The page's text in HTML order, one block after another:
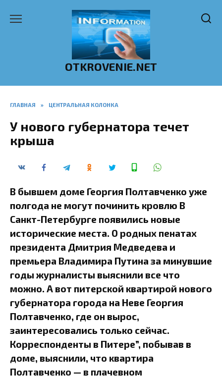
OTKROVENIE.NET
ГЛАВНАЯ » ЦЕНТРАЛЬНАЯ КОЛОНКА
У нового губернатора течет
крыша
В бывшем доме Георгия Полтавченко уже
полгода не могут починить кровлю В
Санкт-Петербурге появились новые
исторические места. О родных пенатах
президента Дмитрия Медведева и
премьера Владимира Путина за минувшие
годы журналисты выяснили все что
можно. А вот питерской квартирой нового
губернатора города на Неве Георгия
Полтавченко, где он вырос,
заинтересовались только сейчас.
Корреспонденты в Питере”, побывав в
доме, выяснили, что квартира
Полтавченко — в плачевном